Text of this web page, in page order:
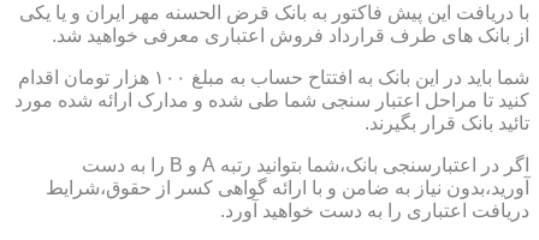
با دریافت این پیش فاکتور به بانک قرض الحسنه مهر ایران و یا یکی
از بانک های طرف قرارداد فروش اعتباری معرفی خواهید شد.
شما باید در این بانک به افتتاح حساب به مبلغ ۱۰۰ هزار تومان اقدام
کنید تا مراحل اعتبار سنجی شما طی شده و مدارک ارائه شده مورد
تائید بانک قرار بگیرند.
اگر در اعتبارسنجی بانک،شما بتوانید رتبه A و B را به دست
آورید،بدون نیاز به ضامن و با ارائه گواهی کسر از حقوق،شرایط
دریافت اعتباری را به دست خواهید آورد.